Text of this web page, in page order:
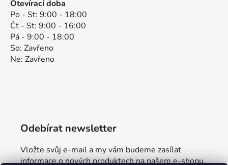
Otevírací doba
Po - St: 9:00 - 18:00
Čt - St: 9:00 - 16:00
Pá - 9:00 - 18:00
So: Zavřeno
Ne: Zavřeno
Odebírat newsletter
Vložte svůj e-mail a my vám budeme zasílat
informace o nových produktech na našem e-shopu.